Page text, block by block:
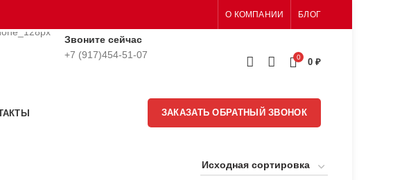
О КОМПАНИИ БЛОГ
Звоните сейчас
+7 (917)454-51-07
0 0 ₽
ЗАКАЗАТЬ ОБРАТНЫЙ ЗВОНОК